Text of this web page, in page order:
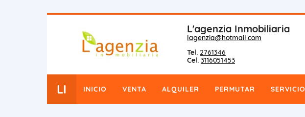
L'agenzia Inmobiliaria
lagenzia@hotmail.com
Tel. 2761346
Cel. 3116051453
LI INICIO VENTA ALQUILER PERMUTAR SERVICIO